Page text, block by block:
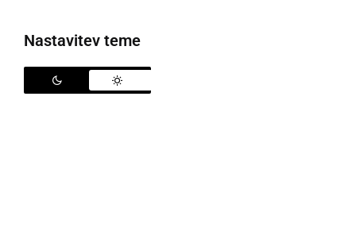
Nastavitev teme
Narava
Zanimivosti